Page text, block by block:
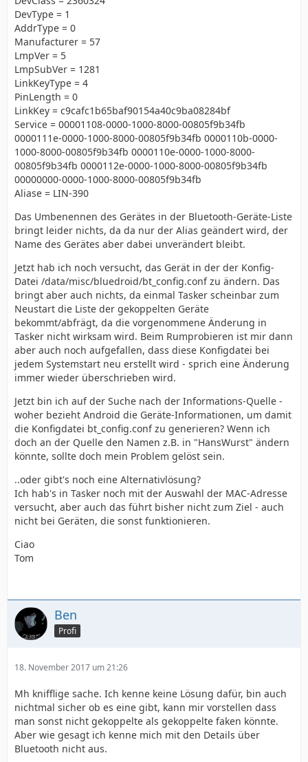
DevType = 1
AddrType = 0
Manufacturer = 57
LmpVer = 5
LmpSubVer = 1281
LinkKeyType = 4
PinLength = 0
LinkKey = c9cafc1b65baf90154a40c9ba08284bf
Service = 00001108-0000-1000-8000-00805f9b34fb
0000111e-0000-1000-8000-00805f9b34fb 0000110b-0000-
1000-8000-00805f9b34fb 0000110e-0000-1000-8000-
00805f9b34fb 0000112e-0000-1000-8000-00805f9b34fb
00000000-0000-1000-8000-00805f9b34fb
Aliase = LIN-390
Das Umbenennen des Gerätes in der Bluetooth-Geräte-Liste
bringt leider nichts, da da nur der Alias geändert wird, der
Name des Gerätes aber dabei unverändert bleibt.
Jetzt hab ich noch versucht, das Gerät in der der Konfig-
Datei /data/misc/bluedroid/bt_config.conf zu ändern. Das
bringt aber auch nichts, da einmal Tasker scheinbar zum
Neustart die Liste der gekoppelten Geräte
bekommt/abfrägt, da die vorgenommene Änderung in
Tasker nicht wirksam wird. Beim Rumprobieren ist mir dann
aber auch noch aufgefallen, dass diese Konfigdatei bei
jedem Systemstart neu erstellt wird - sprich eine Änderung
immer wieder überschrieben wird.
Jetzt bin ich auf der Suche nach der Informations-Quelle -
woher bezieht Android die Geräte-Informationen, um damit
die Konfigdatei bt_config.conf zu generieren? Wenn ich
doch an der Quelle den Namen z.B. in "HansWurst" ändern
könnte, sollte doch mein Problem gelöst sein.
..oder gibt's noch eine Alternativlösung?
Ich hab's in Tasker noch mit der Auswahl der MAC-Adresse
versucht, aber auch das führt bisher nicht zum Ziel - auch
nicht bei Geräten, die sonst funktionieren.
Ciao
Tom
Ben
Profi
18. November 2017 um 21:26
Mh knifflige sache. Ich kenne keine Lösung dafür, bin auch
nichtmal sicher ob es eine gibt, kann mir vorstellen dass
man sonst nicht gekoppelte als gekoppelte faken könnte.
Aber wie gesagt ich kenne mich mit den Details über
Bluetooth nicht aus.